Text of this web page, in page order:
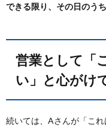
できる限り、その日のう
営業として「これだけは絶対やらな
い」と心がけ
続いては、Aさんが「こ